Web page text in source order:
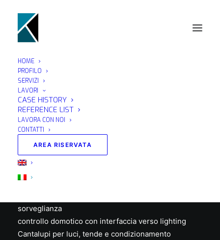
HOME
PROFILO
SERVIZI
LAVORI
CASE HISTORY
REFERENCE LIST
LAVORA CON NOI
CONTATTI
AREA RISERVATA
BATTAL
M/Y BENETTI BC 125
progettazione impianto audio – video
fornitura materiali impianto audio video
installazione configurazione test
installazione
sorveglianza
controllo domotico con interfaccia verso lighting
Cantalupi per luci, tende e condizionamento